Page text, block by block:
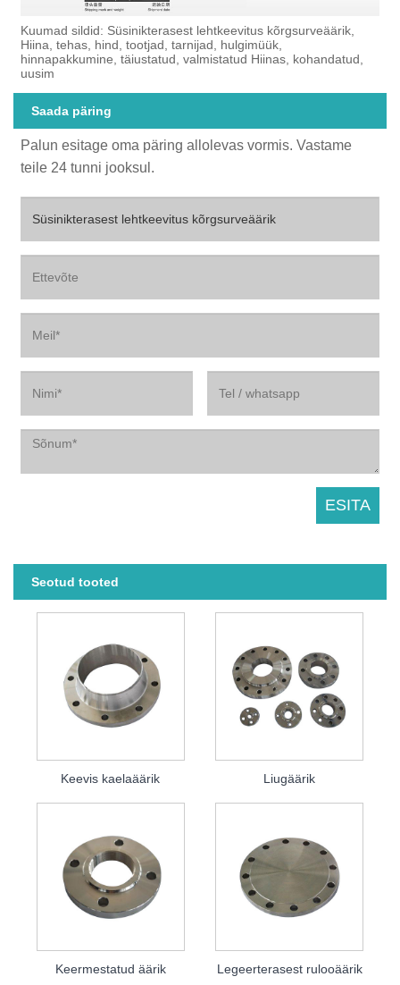
Kuumad sildid: Süsinikterasest lehtkeevitus kõrgsurveäärik,
Hiina, tehas, hind, tootjad, tarnijad, hulgimüük,
hinnapakkumine, täiustatud, valmistatud Hiinas, kohandatud,
uusim
Saada päring
Palun esitage oma päring allolevas vormis. Vastame
teile 24 tunni jooksul.
Seotud tooted
Keevis kaelaäärik Liugäärik
Keermestatud äärik Legeerterasest rulooäärik